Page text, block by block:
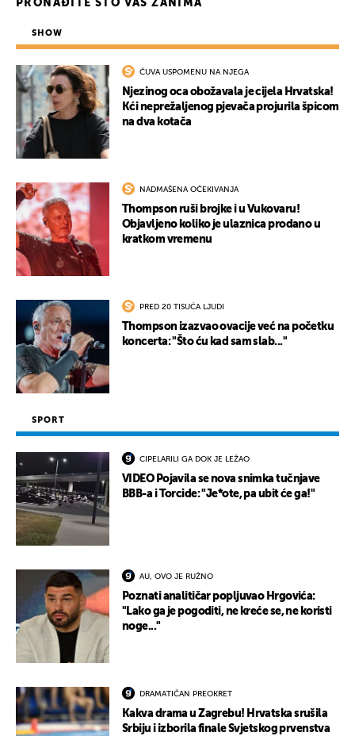
PRONAĐITE ŠTO VAS ZANIMA
SHOW
ČUVA USPOMENU NA NJEGA
Njezinog oca obožavala je cijela Hrvatska!
Kći neprežaljenog pjevača projurila špicom
na dva kotača
NADMAŠENA OČEKIVANJA
Thompson ruši brojke i u Vukovaru!
Objavljeno koliko je ulaznica prodano u
kratkom vremenu
PRED 20 TISUĆA LJUDI
Thompson izazvao ovacije već na početku
koncerta: "Što ću kad sam slab..."
SPORT
CIPELARILI GA DOK JE LEŽAO
VIDEO Pojavila se nova snimka tučnjave
BBB-a i Torcide: "Je*ote, pa ubit će ga!"
AU, OVO JE RUŽNO
Poznati analitičar popljuvao Hrgovića:
"Lako ga je pogoditi, ne kreće se, ne koristi
noge..."
DRAMATIČAN PREOKRET
Kakva drama u Zagrebu! Hrvatska srušila
Srbiju i izborila finale Svjetskog prvenstva